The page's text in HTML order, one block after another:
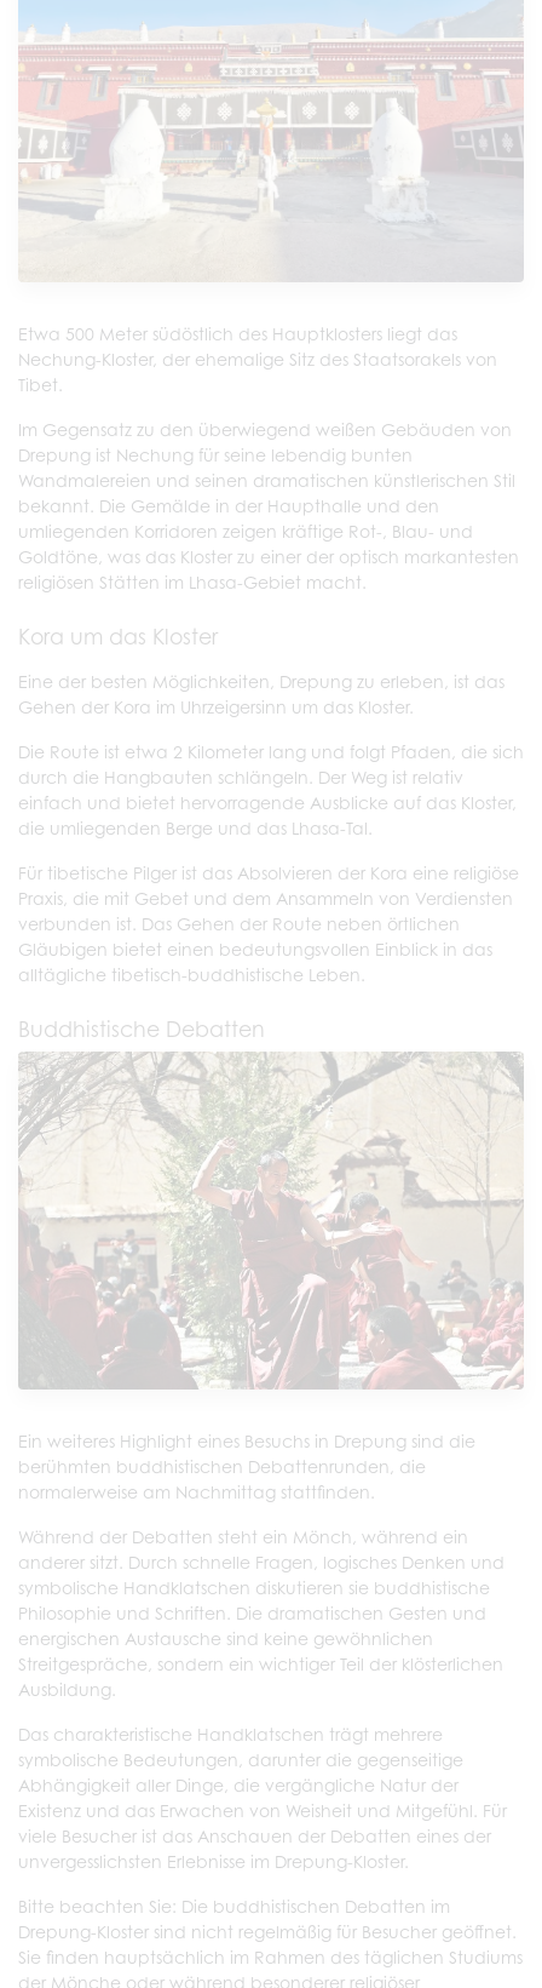
Etwa 500 Meter südöstlich des Hauptklosters liegt das
Nechung-Kloster, der ehemalige Sitz des Staatsorakels von
Tibet.
Im Gegensatz zu den überwiegend weißen Gebäuden von
Drepung ist Nechung für seine lebendig bunten
Wandmalereien und seinen dramatischen künstlerischen Stil
bekannt. Die Gemälde in der Haupthalle und den
umliegenden Korridoren zeigen kräftige Rot-, Blau- und
Goldtöne, was das Kloster zu einer der optisch markantesten
religiösen Stätten im Lhasa-Gebiet macht.
Kora um das Kloster
Eine der besten Möglichkeiten, Drepung zu erleben, ist das
Gehen der Kora im Uhrzeigersinn um das Kloster.
Die Route ist etwa 2 Kilometer lang und folgt Pfaden, die sich
durch die Hangbauten schlängeln. Der Weg ist relativ
einfach und bietet hervorragende Ausblicke auf das Kloster,
die umliegenden Berge und das Lhasa-Tal.
Für tibetische Pilger ist das Absolvieren der Kora eine religiöse
Praxis, die mit Gebet und dem Ansammeln von Verdiensten
verbunden ist. Das Gehen der Route neben örtlichen
Gläubigen bietet einen bedeutungsvollen Einblick in das
alltägliche tibetisch-buddhistische Leben.
Buddhistische Debatten
Ein weiteres Highlight eines Besuchs in Drepung sind die
berühmten buddhistischen Debattenrunden, die
normalerweise am Nachmittag stattfinden.
Während der Debatten steht ein Mönch, während ein
anderer sitzt. Durch schnelle Fragen, logisches Denken und
symbolische Handklatschen diskutieren sie buddhistische
Philosophie und Schriften. Die dramatischen Gesten und
energischen Austausche sind keine gewöhnlichen
Streitgespräche, sondern ein wichtiger Teil der klösterlichen
Ausbildung.
Das charakteristische Handklatschen trägt mehrere
symbolische Bedeutungen, darunter die gegenseitige
Abhängigkeit aller Dinge, die vergängliche Natur der
Existenz und das Erwachen von Weisheit und Mitgefühl. Für
viele Besucher ist das Anschauen der Debatten eines der
unvergesslichsten Erlebnisse im Drepung-Kloster.
Bitte beachten Sie: Die buddhistischen Debatten im
Drepung-Kloster sind nicht regelmäßig für Besucher geöffnet.
Sie finden hauptsächlich im Rahmen des täglichen Studiums
der Mönche oder während besonderer religiöser